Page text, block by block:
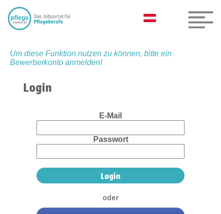
Um diese Funktion nutzen zu können, bitte ein
Bewerberkonto anmelden!
Login
E-Mail
Passwort
oder